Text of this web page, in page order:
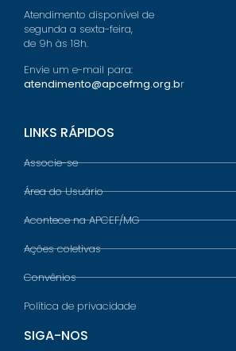
Atendimento disponível de
segunda a sexta-feira,
de 9h às 18h.
Envie um e-mail para:
atendimento@apcefmg.org.br
LINKS RÁPIDOS
Associe-se
Área do Usuário
Acontece na APCEF/MG
Ações coletivas
Convênios
Política de privacidade
SIGA-NOS